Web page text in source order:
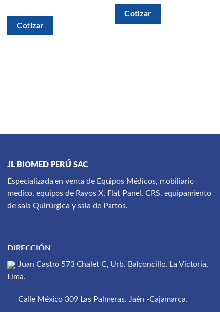
Cotizar
Cotizar
JL BIOMED PERÚ SAC
Especializada en venta de Equipos Médicos, mobiliario
medico, equipos de Rayos X, Flat Panel, CRS, equipamiento
de sala Quirúrgica y sala de Partos.
DIRECCIÓN
Juan Castro 573 Chalet C, Urb. Balconcillo, La Victoria,
Lima.
Calle México 309 Las Palmeras. Jaén -Cajamarca.